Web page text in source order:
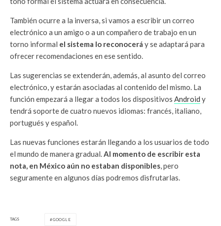
También ocurre a la inversa, si vamos a escribir un correo
electrónico a un amigo o a un compañero de trabajo en un
torno informal el sistema lo reconocerá y se adaptará para
ofrecer recomendaciones en ese sentido.
Las sugerencias se extenderán, además, al asunto del correo
electrónico, y estarán asociadas al contenido del mismo. La
función empezará a llegar a todos los dispositivos Android y
tendrá soporte de cuatro nuevos idiomas: francés, italiano,
portugués y español.
Las nuevas funciones estarán llegando a los usuarios de todo
el mundo de manera gradual.Al momento de escribir esta
nota, en México aún no estaban disponibles, pero
seguramente en algunos días podremos disfrutarlas.
TAGS GOOGLE